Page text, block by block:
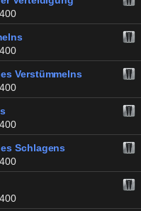
400
400
Verstümmelns
400
400
Schlagens
400
400